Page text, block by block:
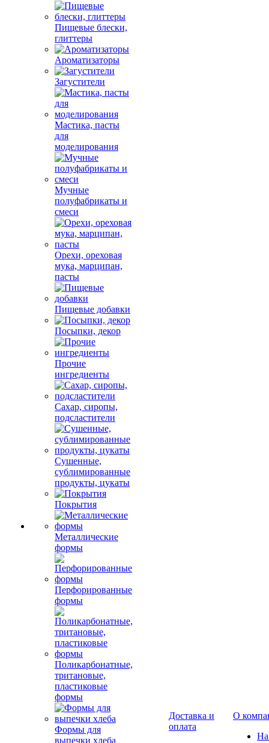
Пищевые блески,
глиттеры
Ароматизаторы
Загустители
Мастика, пасты
для
моделирования
Мучные
полуфабрикаты и
смеси
Орехи, ореховая
мука, марципан,
пасты
Пищевые добавки
Посыпки, декор
Прочие
ингредиенты
Сахар, сиропы,
подсластители
Сушенные,
сублимированные
продукты, цукаты
Покрытия
Металлические
формы
Перфорированные
формы
Поликарбонатные,
тритановые,
пластиковые
формы
Формы для
выпечки хлеба
Доставка и
оплата
О